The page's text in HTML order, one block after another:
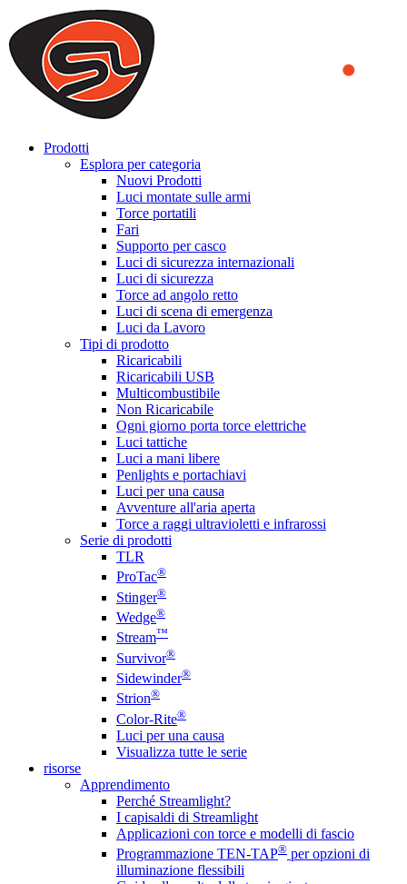
We use cookies to ensure that we provide you the best experience
on our website. By continuing to browse this website, you accept
that cookies are used to help us analyze how the website is used and
to offer you a better experience. To learn more or to find out how
you can disable cookies, you can access our
Prodotti
Esplora per categoria
Nuovi Prodotti
Luci montate sulle armi
Torce portatili
Fari
Supporto per casco
Luci di sicurezza internazionali
Luci di sicurezza
Torce ad angolo retto
Luci di scena di emergenza
Luci da Lavoro
Tipi di prodotto
Ricaricabili
Ricaricabili USB
Multicombustibile
Non Ricaricabile
Ogni giorno porta torce elettriche
Luci tattiche
Luci a mani libere
Penlights e portachiavi
Luci per una causa
Avventure all'aria aperta
Torce a raggi ultravioletti e infrarossi
Serie di prodotti
TLR
ProTac®
Stinger®
Wedge®
Stream™
Survivor®
Sidewinder®
Strion®
Color-Rite®
Luci per una causa
Visualizza tutte le serie
risorse
Apprendimento
Perché Streamlight?
I capisaldi di Streamlight
Applicazioni con torce e modelli di fascio
Programmazione TEN-TAP® per opzioni di
illuminazione flessibili